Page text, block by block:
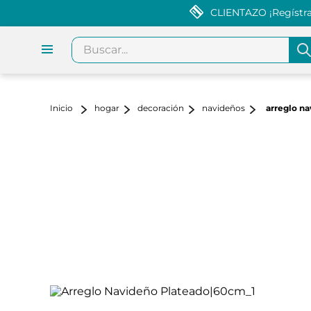
CLIENTAZO
Buscar...
hogar decoración navideños arreglo